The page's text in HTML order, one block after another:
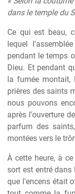
dans le temple du
Ce qui est beau,
lequel
pendant le temps
Dieu. Et pendant
la fumée montait,
prières des saints
nous pouvons
après l'ouverture
parfum des
montées vers le
À cette heure, à
sort est entré dans
que l'encens était